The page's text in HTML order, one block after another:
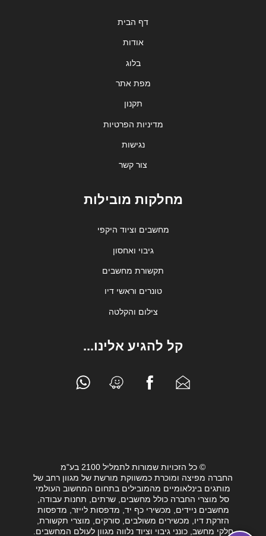
דף הבית
אודות
בלוג
מפת אתר
תקנון
מדיניות הפרטיות
נגישות
צור קשר
מחלקות מובילות
מחשבים וציוד היקפי
גיבוי ואחסון
תקשורת מחשבים
טונרים וראשי דיו
צילום והקלטה
קל להגיע אלינו...
© כל הזכויות שמורות לתמליל 2100 בע"מ
החברה מפיצה ומוכרת כמשווקת מורשת של מגוון רחב של
מותגים בינלאומיים מהמובילים בתחום המחשוב העולמי
סל מוצרי החברה כולל מחשבים, שרתים, תחנות עבודה,
מחשבים ניידים, מכשירי כף יד, מדפסות לייזר, מדפסות
הזרקת דיו, מכשירים משולבים, סורקים, מוצרי תקשורת,
חלקי מחשב, כונני גיבוי וציוד נלווה מגוון לעולם המחשבים.